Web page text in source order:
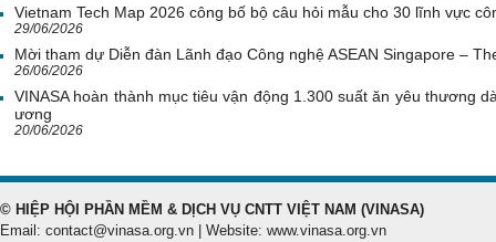
Vietnam Tech Map 2026 công bố bộ câu hỏi mẫu cho 30 lĩnh vực
29/06/2026
Mời tham dự Diễn đàn Lãnh đạo Công nghệ ASEAN Singapore –
26/06/2026
VINASA hoàn thành mục tiêu vận động 1.300 suất ăn yêu thương
ương
20/06/2026
© HIỆP HỘI PHẦN MỀM & DỊCH VỤ CNTT VIỆT NAM (VINASA)
Email: contact@vinasa.org.vn | Website: www.vinasa.org.vn